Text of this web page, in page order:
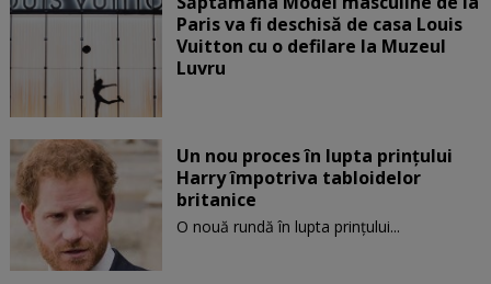
Paris va fi deschisă de casa Louis
Vuitton cu o defilare la Muzeul
Luvru
Un nou proces în lupta prinţului
Harry împotriva tabloidelor
britanice
O nouă rundă în lupta prinţului...